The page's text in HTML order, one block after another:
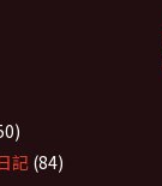
記(84)